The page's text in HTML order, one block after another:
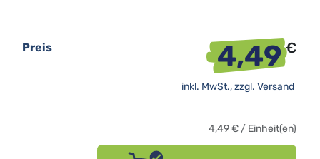
Preis 4,49€
inkl. MwSt., zzgl. Versand
4,49€ / Einheit(en)